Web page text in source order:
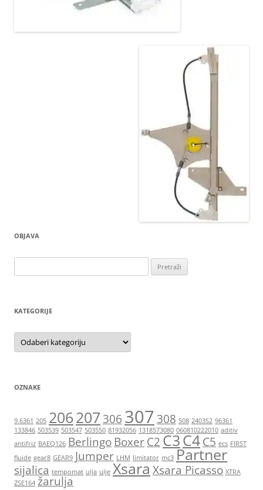
OBJAVA
KATEGORIJE
Kategorije
OZNAKE
9.6361 205 206207 306 307 308 508 2403S2 96361
133846 503539 503547 503550 81932056 1318573080 060810222010 aditiv
antifriz BAEQ126 Berlingo BoxerC2 C3C4C5 ecs FIRST
fluide gear8 GEAR9 Jumper LHM limitator mc3 Partner
sijalica tempomat ulja ulje Xsara Xsara Picasso XTRA
ZSE164 žarulja